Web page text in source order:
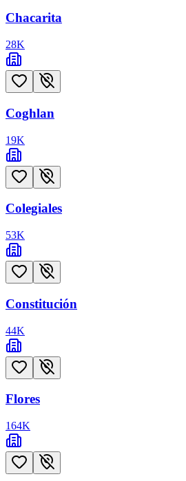
Chacarita
28K
Coghlan
19K
Colegiales
53K
Constitución
44K
Flores
164K